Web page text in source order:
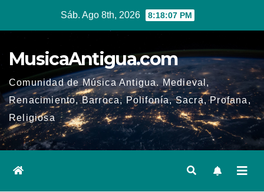
Sáb. Ago 8th, 2026 8:18:08 PM
MusicaAntigua.com
Comunidad de Música Antigua. Medieval,
Renacimiento, Barroca, Polifonía, Sacra, Profana,
Religiosa